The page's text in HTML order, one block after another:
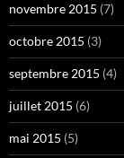
novembre 2015 (7)
octobre 2015 (3)
septembre 2015 (4)
juillet 2015 (6)
mai 2015 (5)